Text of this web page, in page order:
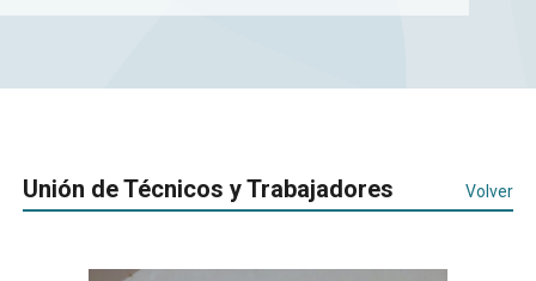
Unión de Técnicos y Trabajadores Volver